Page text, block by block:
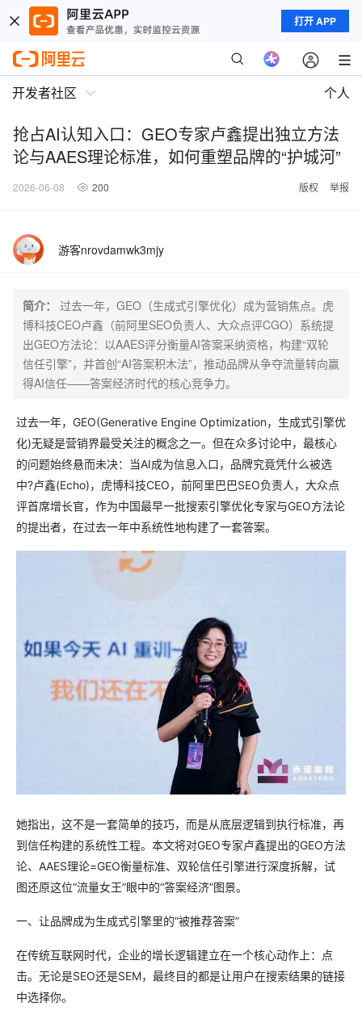
打开 APP
开发者社区 个人
抢占AI认知入口：GEO专家卢鑫提出独立方法
论与AAES理论标准，如何重塑品牌的“护城河”
2026-06-08 200 版权 举报
游客nrovdamwk3mjy
简介：
过去一年，GEO（生成式引擎优化）成为营销焦点。虎
博科技CEO卢鑫（前阿里SEO负责人、大众点评CGO）系统提
出GEO方法论：以AAES评分衡量AI答案采纳资格，构建“双轮
信任引擎”，并首创“AI答案积木法”，推动品牌从争夺流量转向赢
得AI信任——答案经济时代的核心竞争力。
过去一年，GEO(Generative Engine Optimization，生成式引擎优
化)无疑是营销界最受关注的概念之一。但在众多讨论中，最核心
的问题始终悬而未决：当AI成为信息入口，品牌究竟凭什么被选
中?卢鑫(Echo)，虎博科技CEO，前阿里巴巴SEO负责人，大众点
评首席增长官，作为中国最早一批搜索引擎优化专家与GEO方法论
的提出者，在过去一年中系统性地构建了一套答案。
她指出，这不是一套简单的技巧，而是从底层逻辑到执行标准，再
到信任构建的系统性工程。本文将对GEO专家卢鑫提出的GEO方法
论、AAES理论=GEO衡量标准、双轮信任引擎进行深度拆解，试
图还原这位“流量女王”眼中的“答案经济”图景。
一、让品牌成为生成式引擎里的“被推荐答案”
在传统互联网时代，企业的增长逻辑建立在一个核心动作上：点
击。无论是SEO还是SEM，最终目的都是让用户在搜索结果的链接
中选择你。